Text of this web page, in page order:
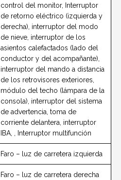
control del monitor, Interruptor
de retorno eléctrico (izquierda y
derecha), interruptor del modo
de nieve, interruptor de los
asientos calefactados (lado del
conductor y del acompañante),
interruptor del mando a distancia
de los retrovisores exteriores,
módulo del techo (lámpara de la
consola), interruptor del sistema
de advertencia, toma de
corriente delantera, interruptor
IBA, , Interruptor multifunción
Faro – luz de carretera izquierda
Faro – luz de carretera derecha